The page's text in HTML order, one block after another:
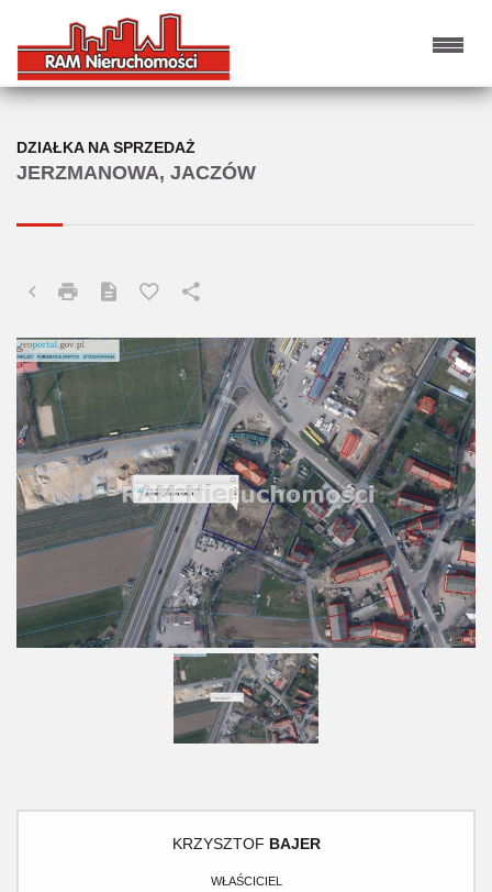
JERZMANOWA, JACZÓW
DZIAŁKA NA SPRZEDAŻ
KRZYSZTOF BAJER
WŁAŚCICIEL